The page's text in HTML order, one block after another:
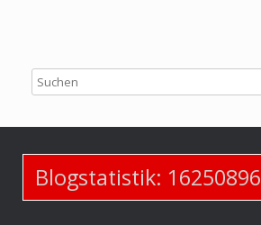
Blogstatistik: 16250896